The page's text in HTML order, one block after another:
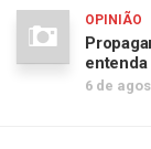
OPINIÃO
6 de